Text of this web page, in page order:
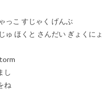
っこ すじゃく げんぶ
ゅ ほくと さんだい ぎょくにょ
し
ね